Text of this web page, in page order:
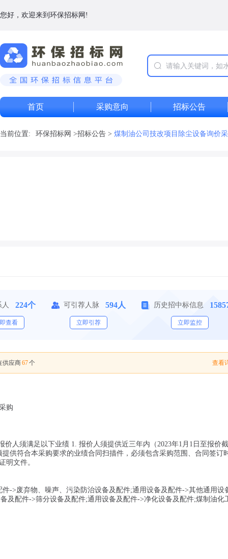
您好，欢迎来到环保招标网!
首页 采购意向 招标公告
当前位置: 环保招标网 >招标公告 > 煤制油公司技改项目除尘设备询价
224个
查看
可引荐人脉 594人
立即引荐
历史招中标信息
立即监控
供应商67个 查看
购
人须满足以下业绩 1. 报价人须提供近三年内（2023年1月1日至报价
供符合本采购要求的业绩合同扫描件，必须包含采购范围、合同签订
明文件。
->废弃物、噪声、污染防治设备及配件;通用设备及配件->其他通用设
及配件->筛分设备及配件;通用设备及配件->净化设备及配件;煤制油化